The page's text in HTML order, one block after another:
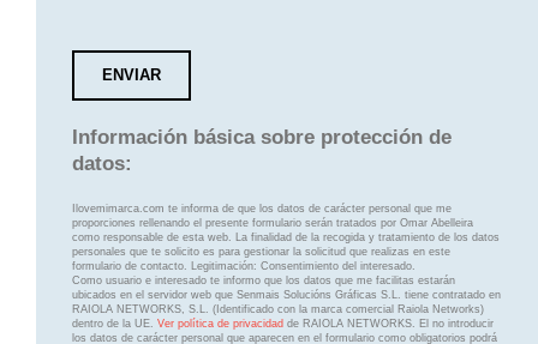
Información básica sobre protección de
datos:
Ilovemimarca.com te informa de que los datos de carácter personal que me
proporciones rellenando el presente formulario serán tratados por Omar Abelleira
como responsable de esta web. La finalidad de la recogida y tratamiento de los datos
personales que te solicito es para gestionar la solicitud que realizas en este
formulario de contacto. Legitimación: Consentimiento del interesado.
Como usuario e interesado te informo que los datos que me facilitas estarán
ubicados en el servidor web que Senmais Solucións Gráficas S.L. tiene contratado en
RAIOLA NETWORKS, S.L. (Identificado con la marca comercial Raiola Networks)
dentro de la UE. Ver política de privacidad de RAIOLA NETWORKS. El no introducir
los datos de carácter personal que aparecen en el formulario como obligatorios podrá